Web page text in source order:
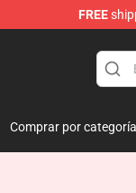
FREE
Comprar por categoría